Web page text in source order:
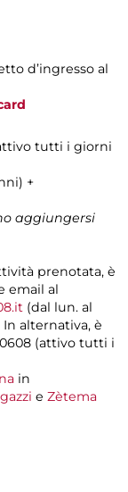
d’ingresso al
tutti i giorni
+
aggiungersi
prenotata, è
email al
(dal lun. al
In alternativa, è
(attivo tutti i
in
e Zètema